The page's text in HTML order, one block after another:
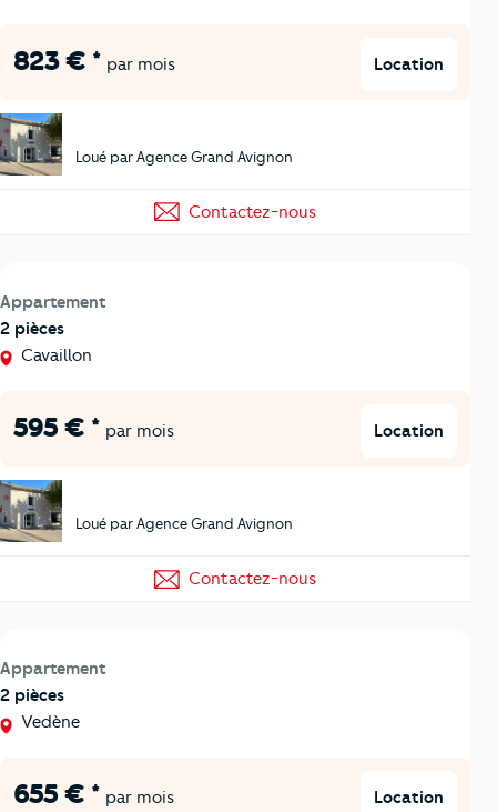
823 € * par mois Location
Loué par Agence Grand Avignon
Contactez-nous
Appartement
2 pièces
Cavaillon
595 € * par mois Location
Loué par Agence Grand Avignon
Contactez-nous
Appartement
2 pièces
Vedène
655 € * par mois Location